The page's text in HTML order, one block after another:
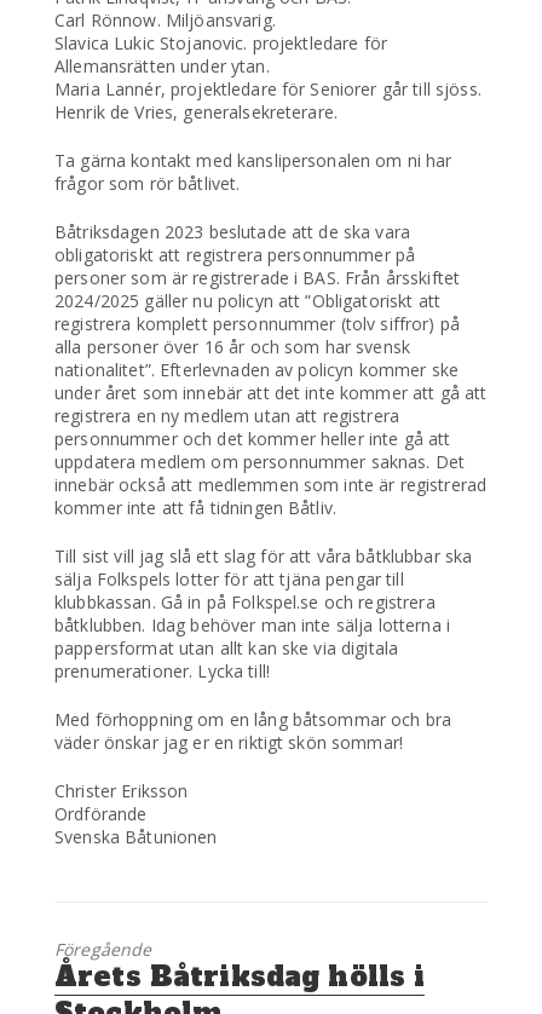
Carl Rönnow. Miljöansvarig.
Slavica Lukic Stojanovic. projektledare för
Allemansrätten under ytan.
Maria Lannér, projektledare för Seniorer går till sjöss.
Henrik de Vries, generalsekreterare.
Ta gärna kontakt med kanslipersonalen om ni har
frågor som rör båtlivet.
Båtriksdagen 2023 beslutade att de ska vara
obligatoriskt att registrera personnummer på
personer som är registrerade i BAS. Från årsskiftet
2024/2025 gäller nu policyn att ”Obligatoriskt att
registrera komplett personnummer (tolv siffror) på
alla personer över 16 år och som har svensk
nationalitet”. Efterlevnaden av policyn kommer ske
under året som innebär att det inte kommer att gå att
registrera en ny medlem utan att registrera
personnummer och det kommer heller inte gå att
uppdatera medlem om personnummer saknas. Det
innebär också att medlemmen som inte är registrerad
kommer inte att få tidningen Båtliv.
Till sist vill jag slå ett slag för att våra båtklubbar ska
sälja Folkspels lotter för att tjäna pengar till
klubbkassan. Gå in på Folkspel.se och registrera
båtklubben. Idag behöver man inte sälja lotterna i
pappersformat utan allt kan ske via digitala
prenumerationer. Lycka till!
Med förhoppning om en lång båtsommar och bra
väder önskar jag er en riktigt skön sommar!
Christer Eriksson
Ordförande
Svenska Båtunionen
Föregående
Föregående
inlägg:
Årets Båtriksdag hölls i